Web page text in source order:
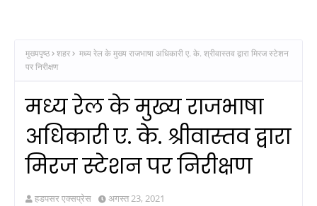
मुख्यपृष्ठ शहर
मध्य रेल के मुख्य राजभाषा अधिकारी ए. के. श्रीवास्तव द्वारा मिरज स्टेशन
पर निरीक्षण
मध्य रेल के मुख्य राजभाषा
अधिकारी ए. के. श्रीवास्तव द्वारा
मिरज स्टेशन पर निरीक्षण
हडपसर एक्सप्रेस अगस्त 23, 2021